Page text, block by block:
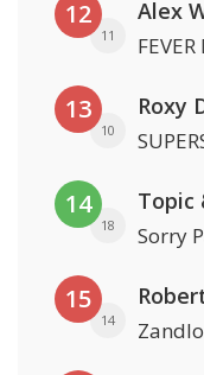
12
11
Alex
13
10
Roxy
14
18
Topic
Sorry
15
14